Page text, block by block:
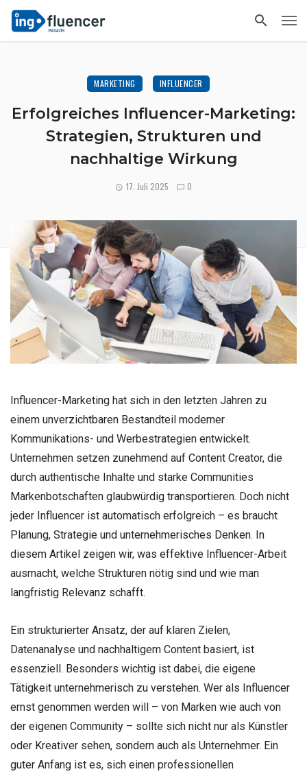
MARKETING INFLUENCER
Erfolgreiches Influencer-Marketing:
Strategien, Strukturen und
nachhaltige Wirkung
17. Juli 2025 0
Influencer-Marketing hat sich in den letzten Jahren zu
einem unverzichtbaren Bestandteil moderner
Kommunikations- und Werbestrategien entwickelt.
Unternehmen setzen zunehmend auf Content Creator, die
durch authentische Inhalte und starke Communities
Markenbotschaften glaubwürdig transportieren. Doch nicht
jeder Influencer ist automatisch erfolgreich – es braucht
Planung, Strategie und unternehmerisches Denken. In
diesem Artikel zeigen wir, was effektive Influencer-Arbeit
ausmacht, welche Strukturen nötig sind und wie man
langfristig Relevanz schafft.
Ein strukturierter Ansatz, der auf klaren Zielen,
Datenanalyse und nachhaltigem Content basiert, ist
essenziell. Besonders wichtig ist dabei, die eigene
Tätigkeit unternehmerisch zu verstehen. Wer als Influencer
ernst genommen werden will – von Marken wie auch von
der eigenen Community – sollte sich nicht nur als Künstler
oder Kreativer sehen, sondern auch als Unternehmer. Ein
guter Anfang ist es, sich einen professionellen